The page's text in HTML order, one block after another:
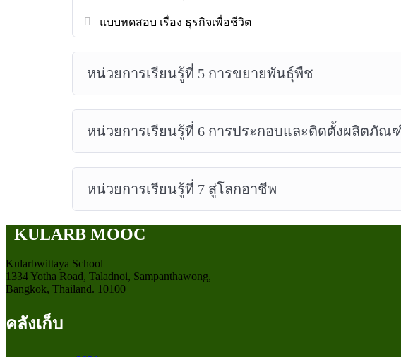
แบบทดสอบ เรื่อง ธุรกิจเพื่อชีวิต
หน่วยการเรียนรู้ที่ 5 การขยายพันธุ์พืช
หน่วยการเรียนรู้ที่ 6 การประกอบและติดตั้งผลิตภัณ
หน่วยการเรียนรู้ที่ 7 สู่โลกอาชีพ
KULARB MOOC
Kularbwittaya School
1334 Yotha Road, Taladnoi, Sampanthawong,
Bangkok, Thailand. 10100
คลังเก็บ